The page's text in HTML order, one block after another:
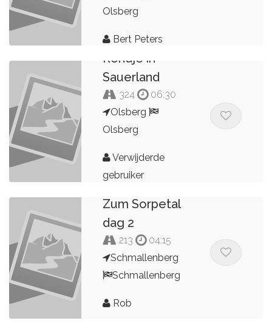
Olsberg
Bert Peters
Rondje in
Sauerland
324
06:30
Olsberg
Olsberg
Verwijderde
gebruiker
Zum Sorpetal
dag 2
213
04:15
Schmallenberg
Schmallenberg
Rob